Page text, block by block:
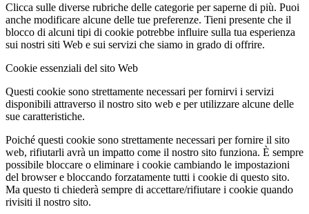
Clicca sulle diverse rubriche delle categorie per saperne di più. Puoi
anche modificare alcune delle tue preferenze. Tieni presente che il
blocco di alcuni tipi di cookie potrebbe influire sulla tua esperienza
sui nostri siti Web e sui servizi che siamo in grado di offrire.
Cookie essenziali del sito Web
Questi cookie sono strettamente necessari per fornirvi i servizi
disponibili attraverso il nostro sito web e per utilizzare alcune delle
sue caratteristiche.
Poiché questi cookie sono strettamente necessari per fornire il sito
web, rifiutarli avrà un impatto come il nostro sito funziona. È sempre
possibile bloccare o eliminare i cookie cambiando le impostazioni
del browser e bloccando forzatamente tutti i cookie di questo sito.
Ma questo ti chiederà sempre di accettare/rifiutare i cookie quando
rivisiti il nostro sito.